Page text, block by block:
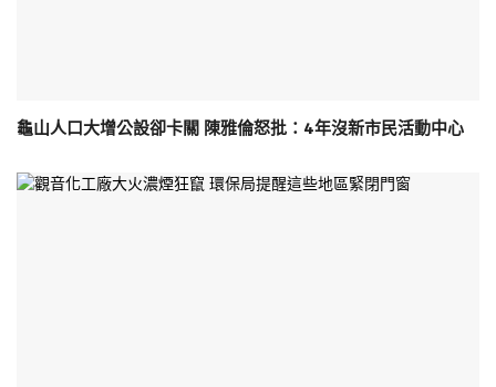
龜山人口大增公設卻卡關 陳雅倫怒批：4年沒新市民活動中心